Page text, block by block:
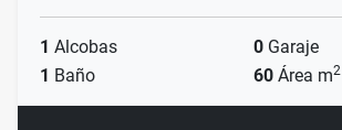
1 Alcobas 0 Garaje
1 Baño 60 Área m2